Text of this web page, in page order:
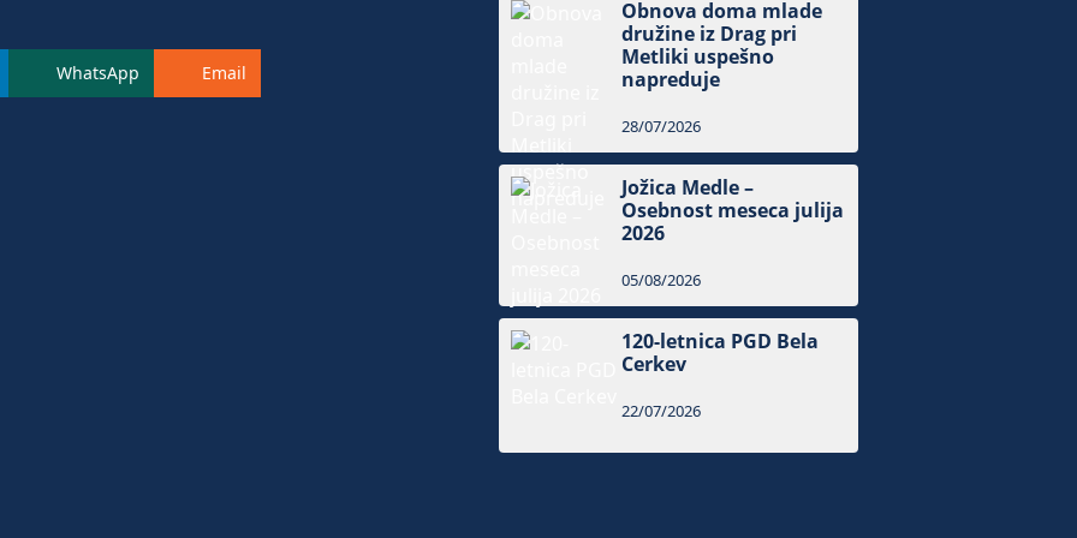
WhatsApp Email
Obnova doma mlade
družine iz Drag pri
Metliki uspešno
napreduje
28/07/2026
Jožica Medle –
Osebnost meseca julija
2026
05/08/2026
120-letnica PGD Bela
Cerkev
22/07/2026